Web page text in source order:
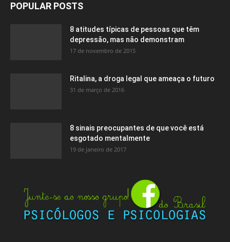
POPULAR POSTS
8 atitudes típicas de pessoas que têm
depressão, mas não demonstram
17 de novembro de 2015
Ritalina, a droga legal que ameaça o futuro
31 de março de 2016
8 sinais preocupantes de que você está
esgotado mentalmente
19 de janeiro de 2017